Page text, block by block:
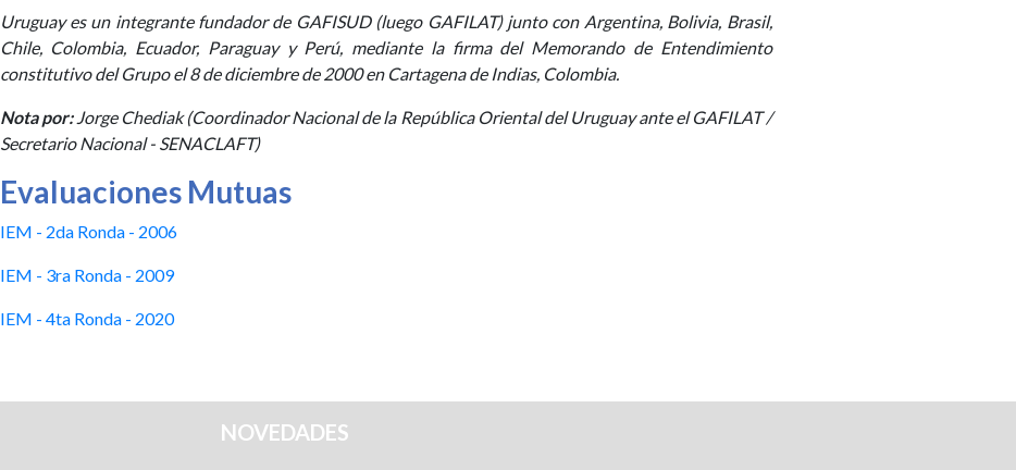
Uruguay es un integrante fundador de GAFISUD (luego GAFILAT) junto con Argentina, Bolivia, Brasil,
Chile, Colombia, Ecuador, Paraguay y Perú, mediante la firma del Memorando de Entendimiento
constitutivo del Grupo el 8 de diciembre de 2000 en Cartagena de Indias, Colombia.
Nota por:Jorge Chediak (Coordinador Nacional de la República Oriental del Uruguay ante el GAFILAT /
Secretario Nacional - SENACLAFT)
Evaluaciones Mutuas
IEM - 2da Ronda - 2006
IEM - 3ra Ronda - 2009
IEM - 4ta Ronda - 2020
NOVEDADES